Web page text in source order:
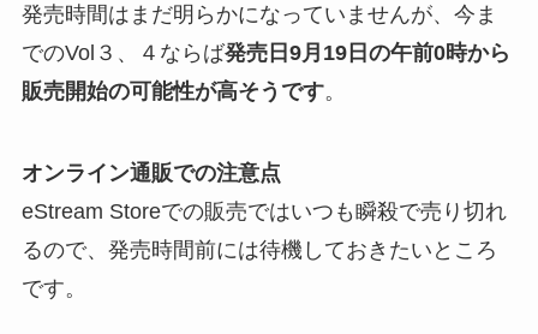
発売時間はまだ明らかになっていませんが、今ま
でのVol３、４ならば発売日9月19日の午前0時から
販売開始の可能性が高そうです。
オンライン通販での注意点
eStream Storeでの販売ではいつも瞬殺で売り切れ
るので、発売時間前には待機しておきたいところ
です。